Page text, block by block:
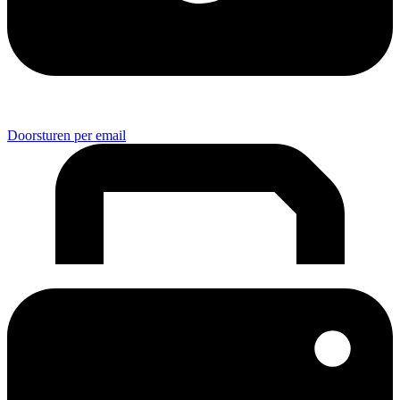
Doorsturen per email